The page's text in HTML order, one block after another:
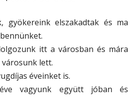
gyökereink elszakadtak és ma
itt a városban és mára
lett.
éveinket is.
éve vagyunk együtt jóban és